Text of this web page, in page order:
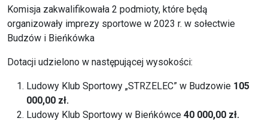
Komisja zakwalifikowała 2 podmioty, które będą
organizowały imprezy sportowe w 2023 r. w sołectwie
Budzów i Bieńkówka
Dotacji udzielono w następującej wysokości:
Ludowy Klub Sportowy „STRZELEC” w Budzowie 105
000,00 zł.
Ludowy Klub Sportowy w Bieńkówce 40 000,00 zł.